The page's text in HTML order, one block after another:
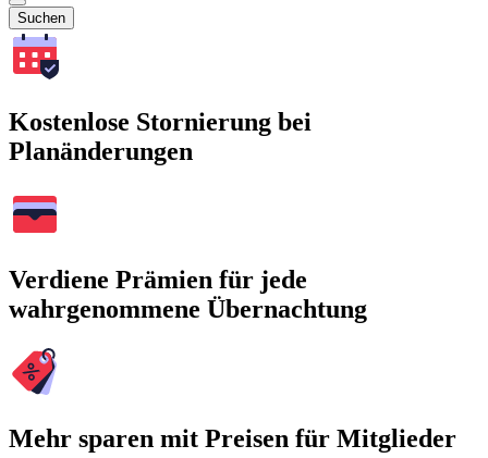
Suchen
Kostenlose Stornierung bei
Planänderungen
Verdiene Prämien für jede
wahrgenommene Übernachtung
Mehr sparen mit Preisen für Mitglieder